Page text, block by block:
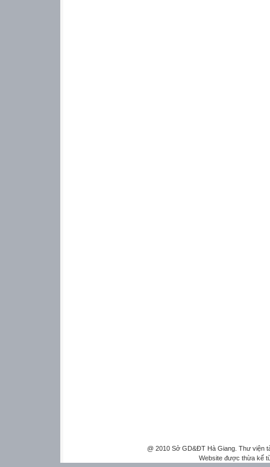
@ 2010 Sở GD&ĐT Hà Giang. Thư viện
Website được thừa kế